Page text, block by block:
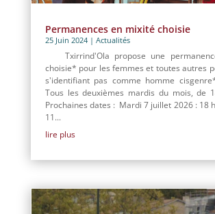
Permanences en mixité choisie
25 Juin 2024| Actualités
Txirrind'Ola propose une
choisie* pour les femmes et toutes autres
s'identifiant pas comme homme
Tous les deuxièmes mardis du mois, de
Prochaines dates : Mardi 7 juillet 2026 : 18
11...
lire plus